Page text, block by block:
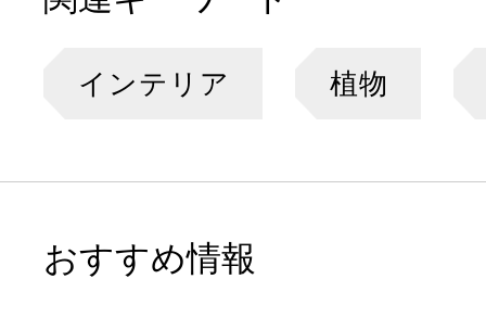
インテリア 植物
おすすめ情報